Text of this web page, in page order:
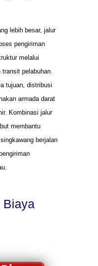
lebih besar, jalur
pengiriman
melalui
pelabuhan.
tujuan, distribusi
armada darat
Kombinasi jalur
membantu
berjalan
Biaya